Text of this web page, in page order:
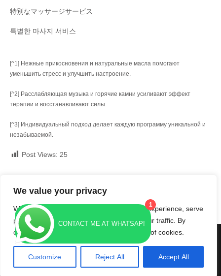
We value your privacy
We use cookies to enhance your browsing experience, serve
personalized ads or content, and analyze our traffic. By
clicking "Accept All", you consent to our use of cookies.
Customize Reject All Accept All
特別なマッサージサービス
특별한 마사지 서비스
[^1] Нежные прикосновения и натуральные масла помогают
уменьшить стресс и улучшить настроение.
[^2] Расслабляющая музыка и горячие камни усиливают эффект
терапии и восстанавливают силы.
[^3] Индивидуальный подход делает каждую программу уникальной и
незабываемой.
Post Views: 25
navigation
for Couples in İstanbul
探索伊斯坦布尔的专业努鲁按摩：身心灵的完美融合
Theme By Spa Lite
1
CONTACT ME AT WHATSAP!
Contact us
O